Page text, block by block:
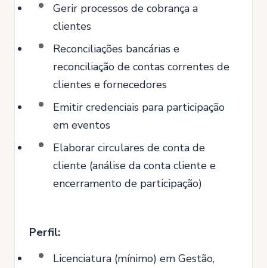
Gerir processos de cobrança a
clientes
Reconciliações bancárias e
reconciliação de contas correntes de
clientes e fornecedores
Emitir credenciais para participação
em eventos
Elaborar circulares de conta de
cliente (análise da conta cliente e
encerramento de participação)
Perfil:
Licenciatura (mínimo) em Gestão,